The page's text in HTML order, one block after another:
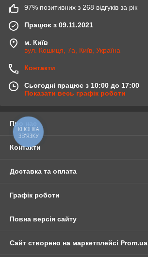
97% позитивних з 268 відгуків за рік
Працює з 09.11.2021
м. Київ
вул. Кошиця, 7а, Київ, Україна
Контакти
Сьогодні працює з 10:00 до 17:00
Показати весь графік роботи
Про нас
Контакти
Доставка та оплата
Графік роботи
Повна версія сайту
Сайт створено на маркетплейсі Prom.ua
КНОПКА
ЗВ'ЯЗКУ